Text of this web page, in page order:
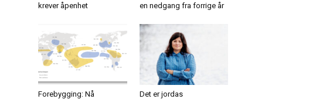
krever åpenhet
en nedgang fra forrige år
Forebygging: Nå
Det er jordas